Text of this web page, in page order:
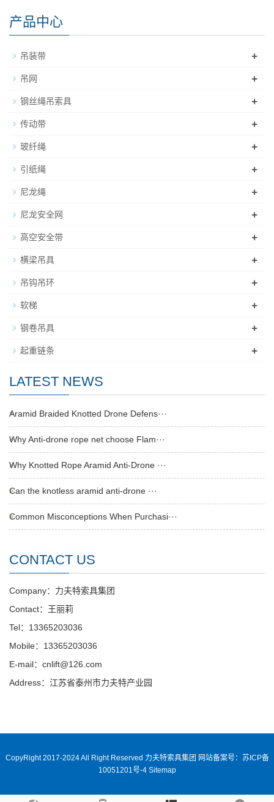
产品中心
吊装带 +
吊网 +
钢丝绳吊索具 +
传动带 +
玻纤绳 +
引纸绳 +
尼龙绳 +
尼龙安全网 +
高空安全带 +
横梁吊具 +
吊钩吊环 +
软梯 +
钢卷吊具 +
起重链条 +
LATEST NEWS
Aramid Braided Knotted Drone Defens···
Why Anti-drone rope net choose Flam···
Why Knotted Rope Aramid Anti-Drone ···
Can the knotless aramid anti-drone ···
Common Misconceptions When Purchasi···
CONTACT US
Company：力夫特索具集团
Contact：王丽莉
Tel：13365203036
Mobile：13365203036
E-mail：cnlift@126.com
Address：江苏省泰州市力夫特产业园
CopyRight 2017-2024 All Right Reserved 力夫特索具集团 网站备案号：苏ICP备
10051201号-4 Sitemap